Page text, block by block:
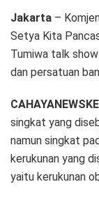
Jakarta –
Setya Kita
Tumiwa talk
dan persatuan
singkat yang
namun singkat
kerukunan yang
yaitu kerukunan